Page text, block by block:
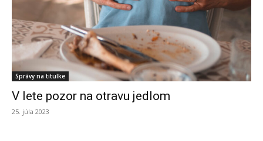
Správy na titulke
V lete pozor na otravu jedlom
25. júla 2023